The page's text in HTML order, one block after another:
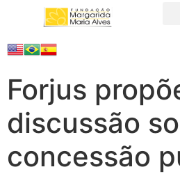
Forjus
discussão
concessão